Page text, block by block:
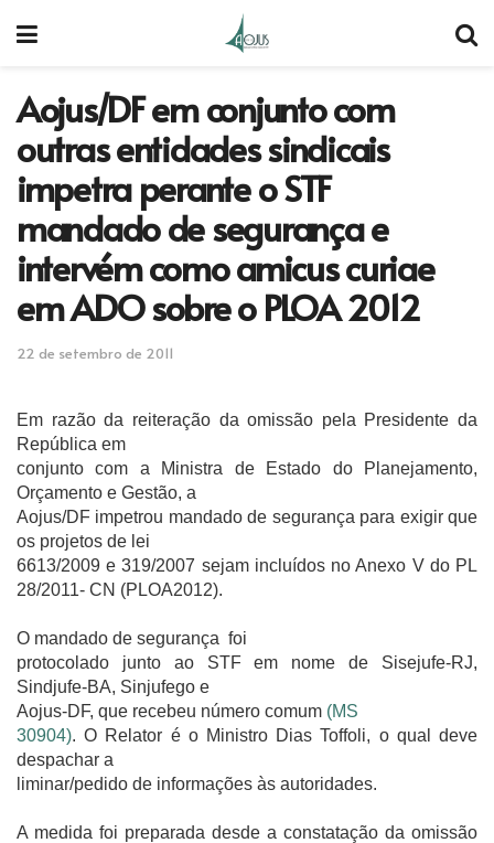
Aojus/DF em conjunto com
outras entidades sindicais
impetra perante o STF
mandado de segurança e
intervém como amicus curiae
em ADO sobre o PLOA 2012
22 de setembro de 2011
Em razão da reiteração da omissão pela Presidente da
República em
conjunto com a Ministra de Estado do Planejamento,
Orçamento e Gestão, a
Aojus/DF impetrou mandado de segurança para exigir que
os projetos de lei
6613/2009 e 319/2007 sejam incluídos no Anexo V do PL
28/2011- CN (PLOA2012).
O mandado de segurança foi
protocolado junto ao STF em nome de Sisejufe-RJ,
Sindjufe-BA, Sinjufego e
Aojus-DF, que recebeu número comum (MS
30904). O Relator é o Ministro Dias Toffoli, o qual deve
despachar a
liminar/pedido de informações às autoridades.
A medida foi preparada desde a constatação da omissão